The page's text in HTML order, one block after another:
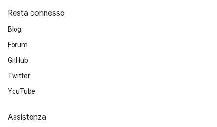
Resta connesso
Blog
Forum
GitHub
Twitter
YouTube
Assistenza